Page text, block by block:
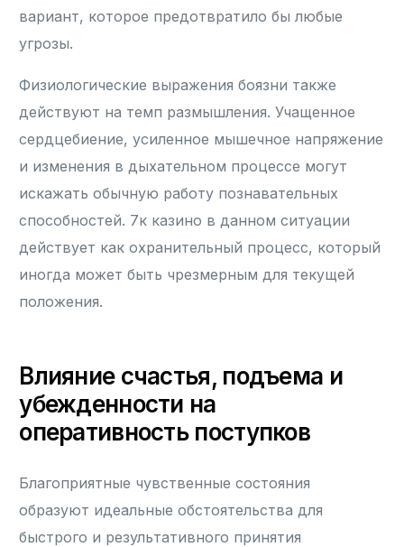
вариант, которое предотвратило бы любые
угрозы.
Физиологические выражения боязни также
действуют на темп размышления. Учащенное
сердцебиение, усиленное мышечное напряжение
и изменения в дыхательном процессе могут
искажать обычную работу познавательных
способностей. 7к казино в данном ситуации
действует как охранительный процесс, который
иногда может быть чрезмерным для текущей
положения.
Влияние счастья, подъема и
убежденности на
оперативность поступков
Благоприятные чувственные состояния
образуют идеальные обстоятельства для
быстрого и результативного принятия